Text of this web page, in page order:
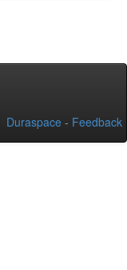
Duraspace - Feedback